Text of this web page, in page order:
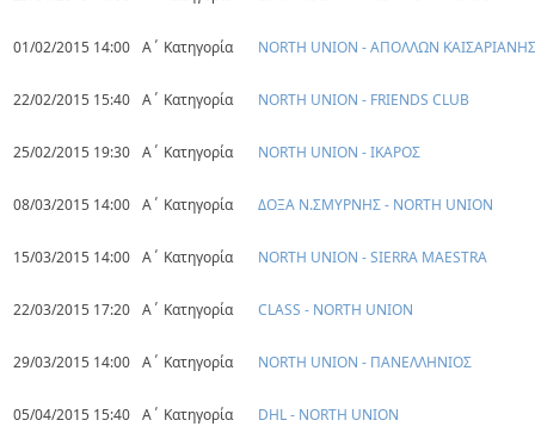
01/02/2015 14:00 Α΄ Κατηγορία NORTH UNION - ΑΠΟΛΛΩΝ ΚΑΙΣΑΡΙΑΝΗΣ
22/02/2015 15:40 Α΄ Κατηγορία NORTH UNION - FRIENDS CLUB
25/02/2015 19:30 Α΄ Κατηγορία NORTH UNION - ΙΚΑΡΟΣ
08/03/2015 14:00 Α΄ Κατηγορία ΔΟΞΑ Ν.ΣΜΥΡΝΗΣ - NORTH UNION
15/03/2015 14:00 Α΄ Κατηγορία NORTH UNION - SIERRA MAESTRA
22/03/2015 17:20 Α΄ Κατηγορία CLASS - NORTH UNION
29/03/2015 14:00 Α΄ Κατηγορία NORTH UNION - ΠΑΝΕΛΛΗΝΙΟΣ
05/04/2015 15:40 Α΄ Κατηγορία DHL - NORTH UNION